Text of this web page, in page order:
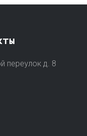
переулок д. 8